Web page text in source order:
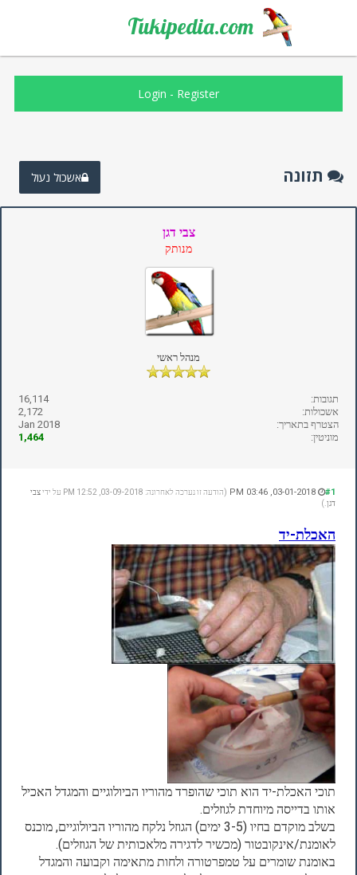
Tukipedia.com
Login - Register
אשכול נעול תזונה
צבי דגן
מנותק
מנהל ראשי
תגובות:
16,114
אשכולות:
2,172
הצטרף בתאריך:
Jan 2018
מוניטין:
1,464
#1 (הודעה זו נערכה לאחרונה: 03-09-2018, 12:52 PM על ידי
צבי
דגן .)
האכלת-יד
תוכי האכלת-יד הוא תוכי שהופרד מהוריו הביולוגיים והמגדל האכיל
אותו בדייסה מיוחדת לגוזלים.
בשלב מוקדם בחיו (3-5 ימים) הגוזל נלקח מהוריו הביולוגיים, מוכנס
לאומנת/אינקובטור (מכשיר לדגירה מלאכותית של הגוזלים).
באומנת שומרים על טמפרטורה ולחות מתאימה וקבועה והמגדל